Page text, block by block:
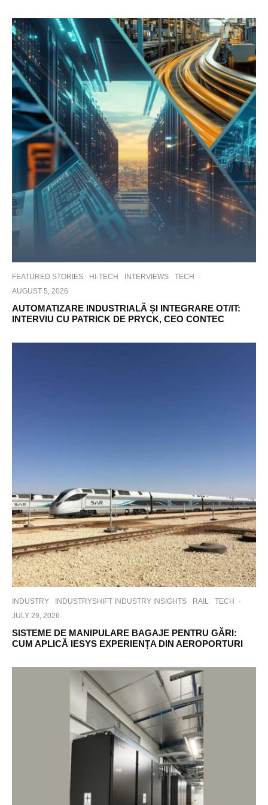
FEATURED STORIES HI-TECH INTERVIEWS TECH
·
AUGUST 5, 2026
AUTOMATIZARE INDUSTRIALĂ ȘI INTEGRARE OT/IT:
INTERVIU CU PATRICK DE PRYCK, CEO CONTEC
INDUSTRY INDUSTRYSHIFT INDUSTRY INSIGHTS RAIL TECH
·
JULY 29, 2026
SISTEME DE MANIPULARE BAGAJE PENTRU GĂRI:
CUM APLICĂ IESYS EXPERIENȚA DIN AEROPORTURI